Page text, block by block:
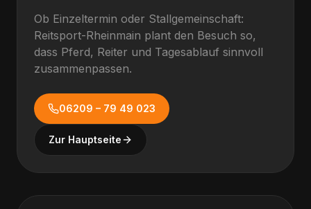
Ob Einzeltermin oder Stallgemeinschaft:
Reitsport-Rheinmain plant den Besuch so,
dass Pferd, Reiter und Tagesablauf sinnvoll
zusammenpassen.
06209 – 79 49 023
Zur Hauptseite